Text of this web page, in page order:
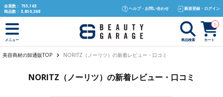
text.skipToContent
text.skipToNavigation
会員数： 755,163
商品数： 3,850,268
ヘルプ・お問い合わせ 新規登録・ログイン
メニュー 商品検索 カート
0
美容商材の卸通販TOP NORITZ（ノーリツ）の新着レビュー・口コミ
NORITZ（ノーリツ）の新着レビュー・口コミ